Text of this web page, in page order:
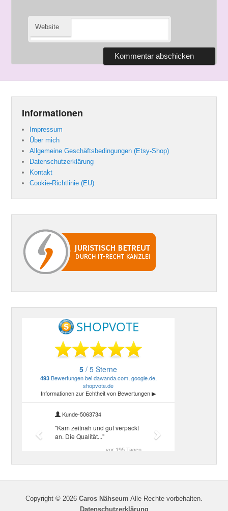
Website
Informationen
Impressum
Über mich
Allgemeine Geschäftsbedingungen (Etsy-Shop)
Datenschutzerklärung
Kontakt
Cookie-Richtlinie (EU)
Copyright © 2026 Caros Nähseum Alle Rechte vorbehalten.
Datenschutzerklärung